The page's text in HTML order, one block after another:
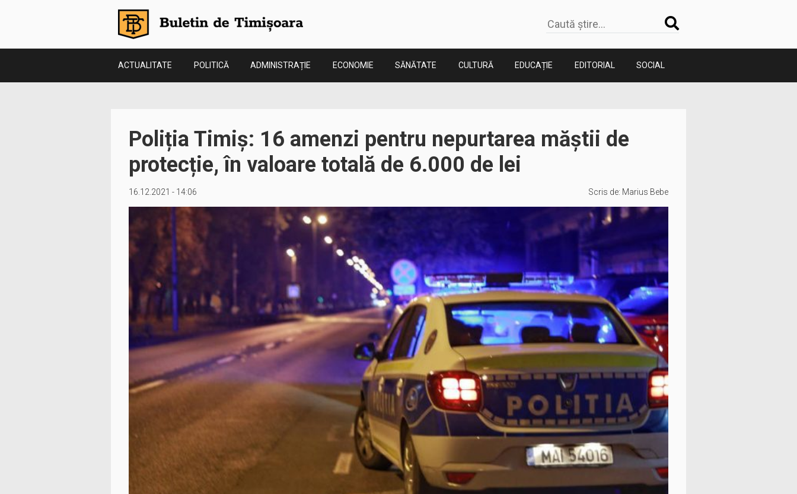
ACTUALITATE POLITICĂ ADMINISTRAȚIE ECONOMIE SĂNĂTATE CULTURĂ EDUCAȚIE EDITORIAL SOCIAL
Poliția Timiș: 16 amenzi pentru nepurtarea măștii de
protecție, în valoare totală de 6.000 de lei
16.12.2021 - 14:06 Scris de: Marius Bebe